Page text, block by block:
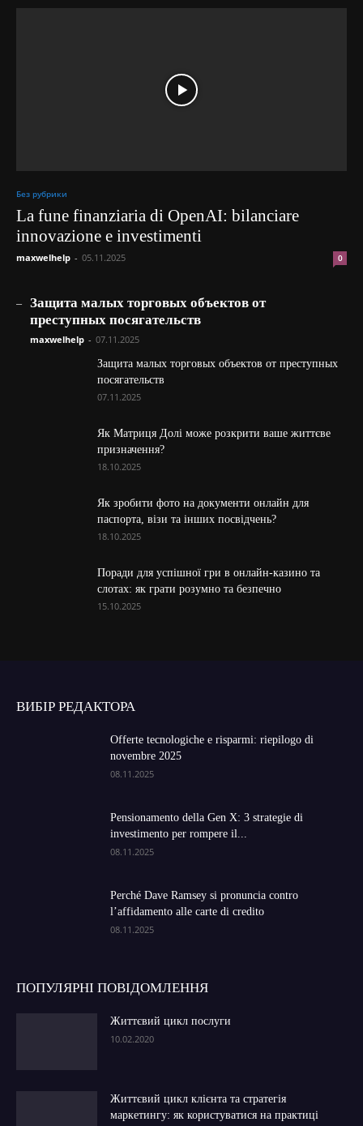
Без рубрики
La fune finanziaria di OpenAI: bilanciare
innovazione e investimenti
maxwelhelp - 05.11.2025 0
Защита малых торговых объектов от
преступных посягательств
maxwelhelp - 07.11.2025
Защита малых торговых объектов от преступных
посягательств
07.11.2025
Як Матриця Долі може розкрити ваше життєве
призначення?
18.10.2025
Як зробити фото на документи онлайн для
паспорта, візи та інших посвідчень?
18.10.2025
Поради для успішної гри в онлайн-казино та
слотах: як грати розумно та безпечно
15.10.2025
ВИБІР РЕДАКТОРА
Offerte tecnologiche e risparmi: riepilogo di
novembre 2025
08.11.2025
Pensionamento della Gen X: 3 strategie di
investimento per rompere il...
08.11.2025
Perché Dave Ramsey si pronuncia contro
l’affidamento alle carte di credito
08.11.2025
ПОПУЛЯРНІ ПОВІДОМЛЕННЯ
Життєвий цикл послуги
10.02.2020
Життєвий цикл клієнта та стратегія
маркетингу: як користуватися на практиці